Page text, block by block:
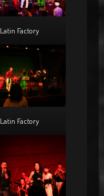
Latin Factory
Latin Factory